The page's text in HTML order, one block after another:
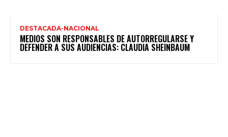
DESTACADA-NACIONAL
MEDIOS SON RESPONSABLES DE AUTORREGULARSE Y
DEFENDER A SUS AUDIENCIAS: CLAUDIA SHEINBAUM